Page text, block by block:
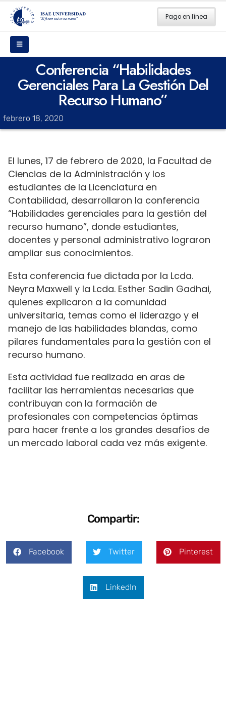
Pago en línea
Conferencia “Habilidades
Gerenciales Para La Gestión Del
Recurso Humano”
febrero 18, 2020
El lunes, 17 de febrero de 2020, la Facultad de
Ciencias de la Administración y los
estudiantes de la Licenciatura en
Contabilidad, desarrollaron la conferencia
“Habilidades gerenciales para la gestión del
recurso humano”, donde estudiantes,
docentes y personal administrativo lograron
ampliar sus conocimientos.
Esta conferencia fue dictada por la Lcda.
Neyra Maxwell y la Lcda. Esther Sadin Gadhai,
quienes explicaron a la comunidad
universitaria, temas como el liderazgo y el
manejo de las habilidades blandas, como
pilares fundamentales para la gestión con el
recurso humano.
Esta actividad fue realizada en aras de
facilitar las herramientas necesarias que
contribuyan con la formación de
profesionales con competencias óptimas
para hacer frente a los grandes desafíos de
un mercado laboral cada vez más exigente.
Compartir:
Facebook Twitter Pinterest
LinkedIn